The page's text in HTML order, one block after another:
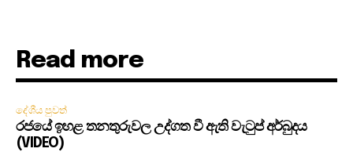
Read more
දේශීය පුවත්
රජයේ ඉහළ තනතුරුවල උද්ගත වී ඇති වැටුප් අර්බුදය
(VIDEO)